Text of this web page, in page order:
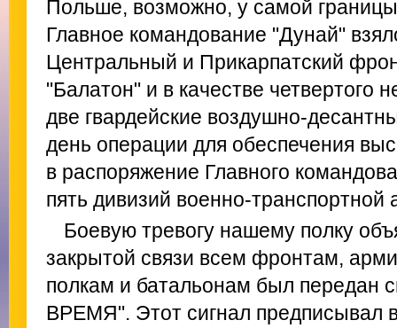
Польше, возможно, у самой
Главное командование "Дунай"
Центральный и Прикарпатский
"Балатон" и в качестве четвертого
две гвардейские воздушно-
день операции для обеспечения
в распоряжение Главного
пять дивизий военно-транспортной
Боевую тревогу нашему полку
закрытой связи всем фронтам,
полкам и батальонам был
ВРЕМЯ". Этот сигнал предписывал